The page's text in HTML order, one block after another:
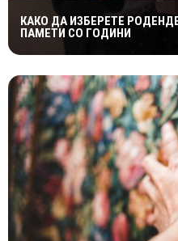
КАКО ДА ИЗБЕРЕТЕ
ПАМЕТИ СО ГОДИНИ